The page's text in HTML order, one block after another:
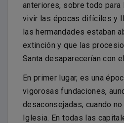
anteriores, sobre todo para
vivir las épocas difíciles y
las hermandades estaban
extinción y que las
Santa desaparecerían con
En primer lugar, es una
vigorosas fundaciones,
desaconsejadas, cuando
Iglesia. En todas las